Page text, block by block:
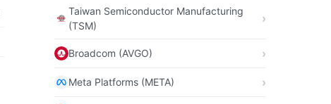
Taiwan Semiconductor Manufacturing
(TSM)
Broadcom (AVGO)
Meta Platforms (META)